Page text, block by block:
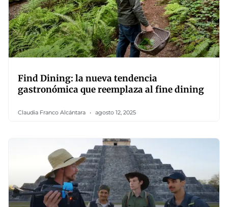
Find Dining: la nueva tendencia
gastronómica que reemplaza al fine dining
Claudia Franco Alcántara agosto 12, 2025